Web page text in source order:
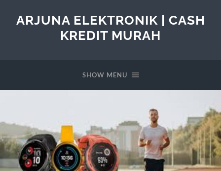
ARJUNA ELEKTRONIK | CASH
KREDIT MURAH
SHOW MENU